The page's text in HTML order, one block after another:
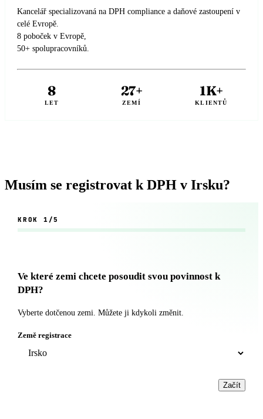
Kancelář specializovaná na DPH compliance a daňové zastoupení v
celé Evropě.
8 poboček v Evropě,
50+ spolupracovníků.
8
LET
27+
ZEMÍ
1K+
KLIENTŮ
Musím se registrovat k DPH v Irsku?
KROK 1/5
Ve které zemi chcete posoudit svou povinnost k
DPH?
Vyberte dotčenou zemi. Můžete ji kdykoli změnit.
Země registrace
Začít